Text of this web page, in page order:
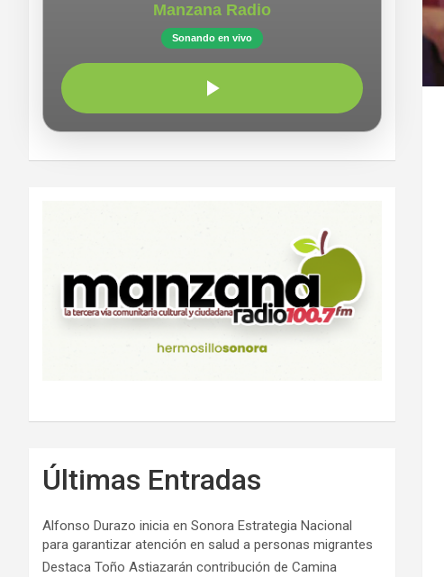
Manzana Radio
Sonando en vivo
Últimas Entradas
Alfonso Durazo inicia en Sonora Estrategia Nacional
para garantizar atención en salud a personas migrantes
Destaca Toño Astiazarán contribución de Camina